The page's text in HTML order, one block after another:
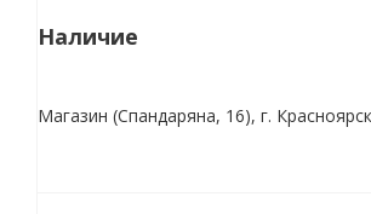
Наличие
Магазин (Спандаряна, 16), г.